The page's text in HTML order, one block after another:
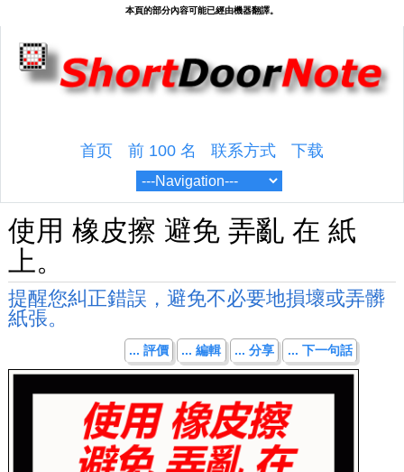
首页 前 100 名 联系方式 下载
使用 橡皮擦 避免 弄亂 在 紙
上。
提醒您糾正錯誤，避免不必要地損壞或弄髒
紙張。
... 評價 ... 編輯 ... 分享 ... 下一句話